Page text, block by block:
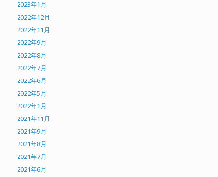
2023年1月
2022年12月
2022年11月
2022年9月
2022年8月
2022年7月
2022年6月
2022年5月
2022年1月
2021年11月
2021年9月
2021年8月
2021年7月
2021年6月